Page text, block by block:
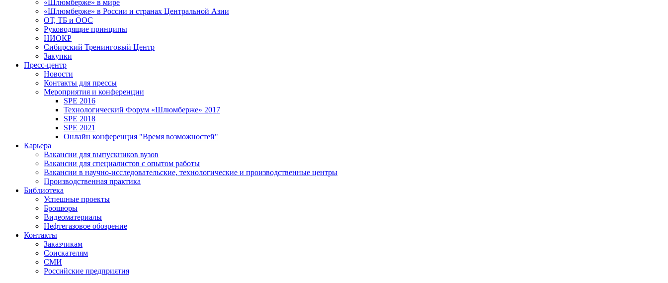
«Шлюмберже» в мире
«Шлюмберже» в России и странах Центральной Азии
ОТ, ТБ и ООС
Руководящие принципы
НИОКР
Сибирский Тренинговый Центр
Закупки
Пресс-центр
Новости
Контакты для прессы
Мероприятия и конференции
SPE 2016
Технологический Форум «Шлюмберже» 2017
SPE 2018
SPE 2021
Онлайн конференция "Время возможностей"
Карьера
Вакансии для выпускников вузов
Вакансии для специалистов с опытом работы
Вакансии в научно-исследовательские, технологические и производственные центры
Производственная практика
Библиотека
Успешные проекты
Брошюры
Видеоматериалы
Нефтегазовое обозрение
Контакты
Заказчикам
Соискателям
СМИ
Российские предприятия